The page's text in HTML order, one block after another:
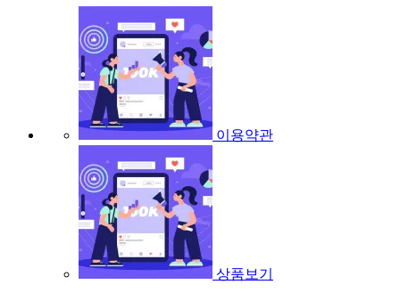
이용약관
상품보기